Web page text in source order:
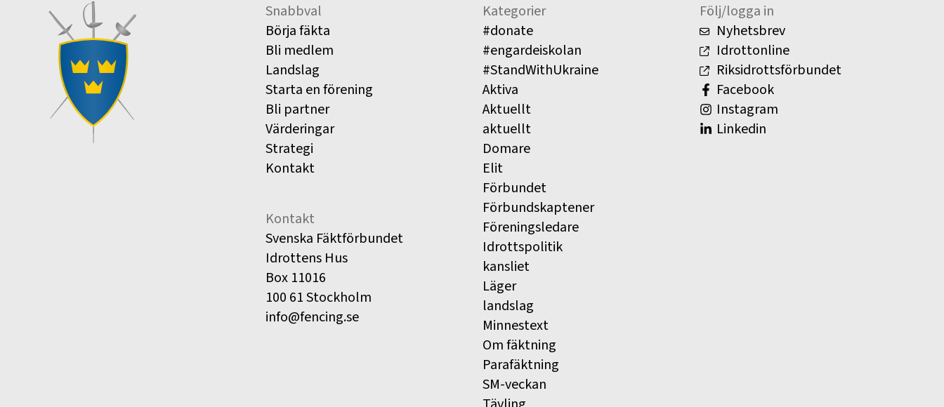
Snabbval
Börja fäkta
Bli medlem
Landslag
Starta en förening
Bli partner
Värderingar
Strategi
Kontakt
Kontakt
Svenska Fäktförbundet
Idrottens Hus
Box 11016
100 61 Stockholm
info@fencing.se
Kategorier
#donate
#engardeiskolan
#StandWithUkraine
Aktiva
Aktuellt
aktuellt
Domare
Elit
Förbundet
Förbundskaptener
Föreningsledare
Idrottspolitik
kansliet
Läger
landslag
Minnestext
Om fäktning
Parafäktning
SM-veckan
Följ/logga in
Nyhetsbrev
Idrottonline
Riksidrottsförbundet
Facebook
Instagram
Linkedin